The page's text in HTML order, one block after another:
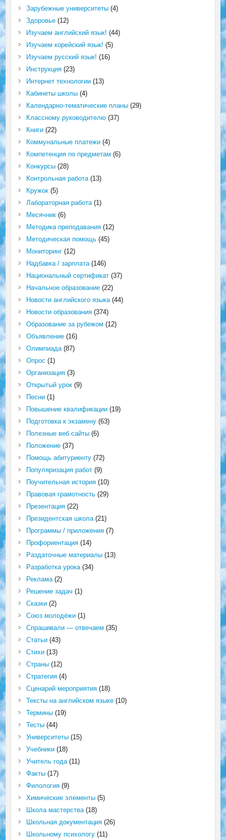
Зарубежные университеты(4)
Здоровье(12)
Изучаем английский язык! (44)
Изучаем корейский язык! (5)
Изучаем русский язык! (16)
Инструкция(23)
Интернет технологии(13)
Кабинеты школы(4)
Календарно-тематические планы(29)
Классному руководителю(37)
Книги(22)
Коммунальные платежи(4)
Компетенция по предметам (6)
Конкурсы(28)
Контрольная работа(13)
Кружок(5)
Лабораторная работа(1)
Месячник(6)
Методика преподавания(12)
Методическая помощь(45)
Мониторинг(12)
Надбавка / зарплата(146)
Национальный сертификат(37)
Начальное образование(22)
Новости английского языка(44)
Новости образования(374)
Образование за рубежом (12)
Объявление(16)
Олимпиада(87)
Опрос (1)
Организация(3)
Открытый урок(9)
Песни(1)
Повышение квалификации(19)
Подготовка к экзамену(63)
Полезные веб сайты(6)
Положение(37)
Помощь абитуриенту(72)
Популяризация работ(9)
Поучительная история(10)
Правовая грамотность(29)
Презентация(22)
Президентская школа(21)
Программы / приложения(7)
Профориентация(14)
Раздаточные материалы(13)
Разработка урока(34)
Реклама(2)
Решение задач (1)
Сказки(2)
Союз молодёжи(1)
Спрашивали — отвечаем (35)
Статьи(43)
Стихи(13)
Страны(12)
Стратегия(4)
Сценарий мероприятия(18)
Тексты на английском языке(10)
Термины(19)
Тесты(44)
Университеты(15)
Учебники(18)
Учитель года(11)
Факты(17)
Филология(9)
Химические элементы(5)
Школа мастерства(18)
Школьная документация(26)
Школьному психологу(11)